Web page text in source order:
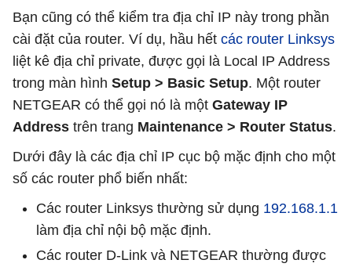
Bạn cũng có thể kiểm tra địa chỉ IP này trong phần
cài đặt của router. Ví dụ, hầu hết các router Linksys
liệt kê địa chỉ private, được gọi là Local IP Address
trong màn hình Setup > Basic Setup. Một router
NETGEAR có thể gọi nó là một Gateway IP
Address trên trang Maintenance > Router Status.
Dưới đây là các địa chỉ IP cục bộ mặc định cho một
số các router phổ biến nhất:
Các router Linksys thường sử dụng 192.168.1.1
làm địa chỉ nội bộ mặc định.
Các router D-Link và NETGEAR thường được